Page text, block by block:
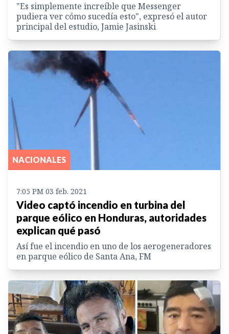
"Es simplemente increíble que Messenger
pudiera ver cómo sucedía esto", expresó el autor
principal del estudio, Jamie Jasinski
NACIONALES
7:05 PM 03 feb. 2021
Video captó incendio en turbina del
parque eólico en Honduras, autoridades
explican qué pasó
Así fue el incendio en uno de los aerogeneradores
en parque eólico de Santa Ana, FM